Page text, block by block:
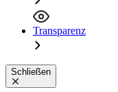
Transparenz
Schließen